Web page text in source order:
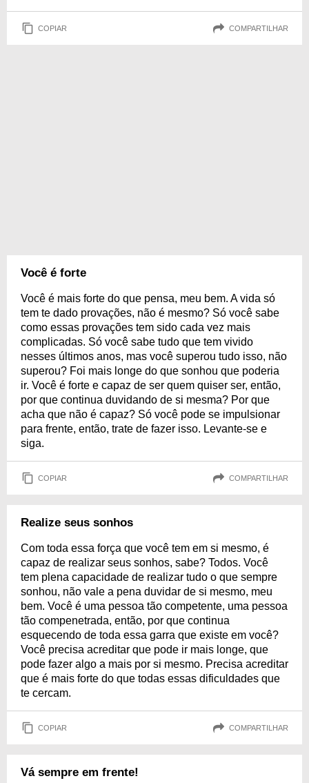
COPIAR COMPARTILHAR
Você é forte
Você é mais forte do que pensa, meu bem. A vida só
tem te dado provações, não é mesmo? Só você sabe
como essas provações tem sido cada vez mais
complicadas. Só você sabe tudo que tem vivido
nesses últimos anos, mas você superou tudo isso, não
superou? Foi mais longe do que sonhou que poderia
ir. Você é forte e capaz de ser quem quiser ser, então,
por que continua duvidando de si mesma? Por que
acha que não é capaz? Só você pode se impulsionar
para frente, então, trate de fazer isso. Levante-se e
siga.
COPIAR COMPARTILHAR
Realize seus sonhos
Com toda essa força que você tem em si mesmo, é
capaz de realizar seus sonhos, sabe? Todos. Você
tem plena capacidade de realizar tudo o que sempre
sonhou, não vale a pena duvidar de si mesmo, meu
bem. Você é uma pessoa tão competente, uma pessoa
tão compenetrada, então, por que continua
esquecendo de toda essa garra que existe em você?
Você precisa acreditar que pode ir mais longe, que
pode fazer algo a mais por si mesmo. Precisa acreditar
que é mais forte do que todas essas dificuldades que
te cercam.
COPIAR COMPARTILHAR
Vá sempre em frente!